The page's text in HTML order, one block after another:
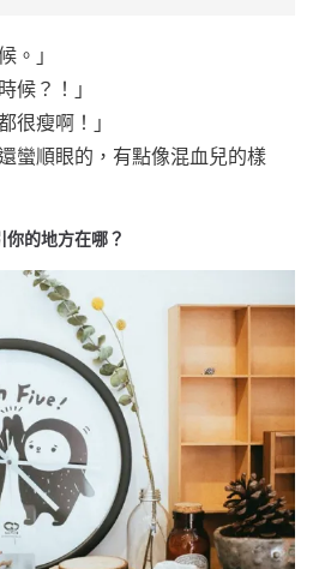
。」
候？！」
很瘦啊！」
蠻順眼的，有點像混血兒的樣
的地方在哪？